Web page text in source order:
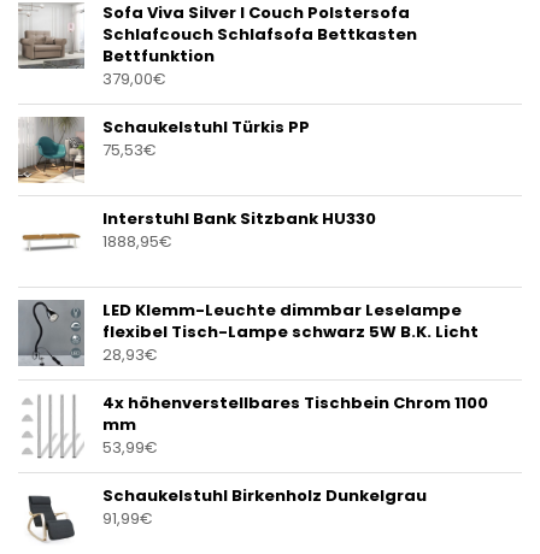
Sofa Viva Silver I Couch Polstersofa
Schlafcouch Schlafsofa Bettkasten
Bettfunktion
379,00€
Schaukelstuhl Türkis PP
75,53€
Interstuhl Bank Sitzbank HU330
1888,95€
LED Klemm-Leuchte dimmbar Leselampe
flexibel Tisch-Lampe schwarz 5W B.K. Licht
28,93€
4x höhenverstellbares Tischbein Chrom 1100
mm
53,99€
Schaukelstuhl Birkenholz Dunkelgrau
91,99€